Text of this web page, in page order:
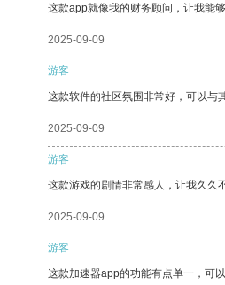
这款app就像我的财务顾问，让我能够
2025-09-09
游客
这款软件的社区氛围非常好，可以与
2025-09-09
游客
这款游戏的剧情非常感人，让我久久
2025-09-09
游客
这款加速器app的功能有点单一，可